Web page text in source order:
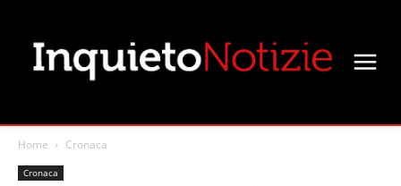
Home Cronaca
Cronaca